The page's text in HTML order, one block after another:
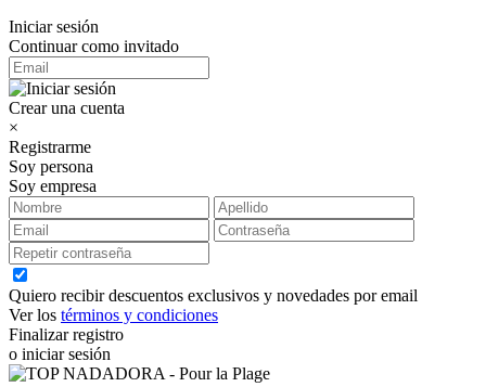
Iniciar sesión
Continuar como invitado
Crear una cuenta
×
Registrarme
Soy persona
Soy empresa
Quiero recibir descuentos exclusivos y novedades por email
Ver los términos y condiciones
Finalizar registro
o iniciar sesión